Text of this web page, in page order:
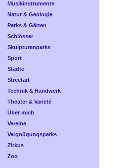
Musikinstrumente
Natur & Geologie
Parks & Gärten
Schlösser
Skulpturenparks
Sport
Städte
Streetart
Technik & Handwerk
Theater & Varieté
Über mich
Vereine
Vergnügungsparks
Zirkus
Zoo